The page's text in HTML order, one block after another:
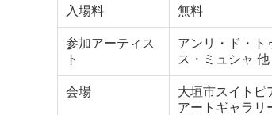
入場料 無料
参加アーティス
ト
アンリ・ド・ト
ス・ミュシャ 他
会場
大垣市スイトピ
アートギャラリ